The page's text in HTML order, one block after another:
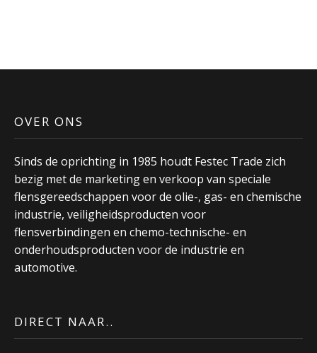
OVER ONS
Sinds de oprichting in 1985 houdt Festec Trade zich
bezig met de marketing en verkoop van speciale
flensgereedschappen voor de olie-, gas- en chemische
industrie, veiligheidsproducten voor
flensverbindingen en chemo-technische- en
onderhoudsproducten voor de industrie en
automotive.
DIRECT NAAR..